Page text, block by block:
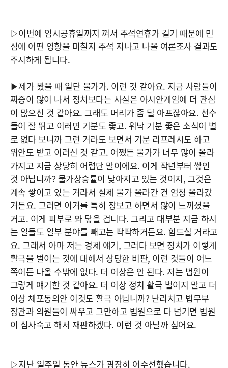
▷이번에 임시공휴일까지 껴서 추석연휴가 길기 때문에 민
심에 어떤 영향을 미칠지 추석 지나고 나올 여론조사 결과도
주시하게 됩니다.
▶제가 봤을 때 일단 물가가. 이런 것 같아요. 지금 사람들이
짜증이 많이 나서 정치보다는 사실은 아시안게임에 더 관심
이 많으신 것 같아요. 그래도 머리가 좀 덜 아프잖아요. 선수
들이 잘 뛰고 이러면 기분도 좋고. 워낙 기분 좋은 소식이 별
로 없다 보니까 그런 거라도 보면서 기분 리프레시도 하고
위안도 받고 이러신 것 같고. 어쨌든 물가가 너무 많이 올라
가지고 지금 상당히 어렵단 말이에요. 이게 작년부터 쌓인
것 아닙니까? 물가상승률이 낮아지고 있는 것이지, 그것은
계속 쌓이고 있는 거라서 실제 물가 올라간 건 엄청 올라갔
거든요. 그러면 이거를 특히 장보고 하면서 많이 느끼셨을
거고. 이게 피부로 와 닿을 겁니다. 그리고 대부분 지금 하시
는 일들도 일부 분야를 빼고는 팍팍하거든요. 힘드실 거라고
요. 그래서 아마 저는 경제 얘기, 그러다 보면 정치가 이렇게
활극을 벌이는 것에 대해서 상당한 비판, 이런 것들이 어느
쪽이든 나올 수밖에 없다. 더 이상은 안 된다. 저는 법원이
그렇게 얘기한 것 같아요. 더 이상 정치 활극 벌이지 말고 더
이상 체포동의안 이것도 활극 아닙니까? 난리치고 법무부
장관과 의원들이 싸우고 그만하고 법원으로 다 넘기면 법원
이 심사숙고 해서 재판하겠다. 이런 것 아닐까 싶어요.
▷지난 일주일 동안 뉴스가 굉장히 어수선했습니다.